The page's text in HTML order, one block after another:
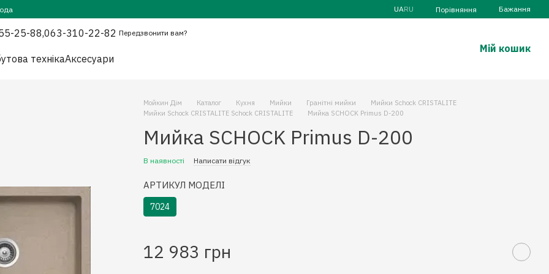
UARU Порівняння Бажання
25-88,063-310-22-82 Передзвонити вам?
технікаАксесуари
Мій кошик
Мойкин Дім Каталог Кухня Мийки Гранітні мийки
Мийки Schock CRISTALITE
Мийки Schock CRISTALITE Schock CRISTALITE
Мийка SCHOCK Primus D-200
Мийка SCHOCK Primus D-200
В наявності Написати відгук
АРТИКУЛ МОДЕЛІ
7024
12 983 грн